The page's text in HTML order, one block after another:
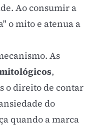
Ao consumir a
o mito e atenua a
As
,
o direito de contar
do
quando a marca